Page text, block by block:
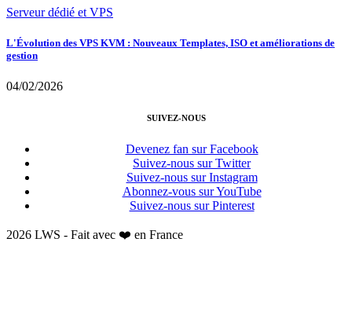
Serveur dédié et VPS
L'Évolution des VPS KVM : Nouveaux Templates, ISO et améliorations de
gestion
04/02/2026
SUIVEZ-NOUS
Devenez fan sur Facebook
Suivez-nous sur Twitter
Suivez-nous sur Instagram
Abonnez-vous sur YouTube
Suivez-nous sur Pinterest
2026 LWS - Fait avec ❤️ en France